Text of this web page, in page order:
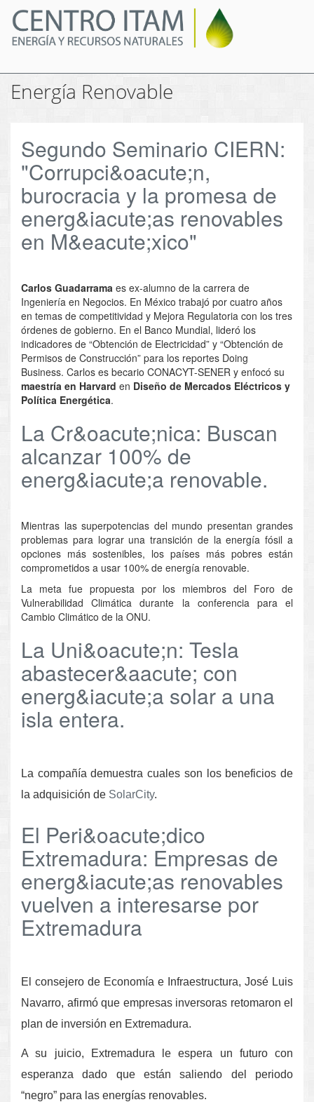
Pasar
contenido
principal
Energía Renovable
Segundo Seminario CIERN:
"Corrupci&oacute;n,
burocracia y la promesa de
energ&iacute;as renovables
en M&eacute;xico"
Carlos Guadarrama es ex-alumno de la carrera de
Ingeniería en Negocios. En México trabajó por cuatro años
en temas de competitividad y Mejora Regulatoria con los tres
órdenes de gobierno. En el Banco Mundial, lideró los
indicadores de “Obtención de Electricidad” y “Obtención de
Permisos de Construcción” para los reportes Doing
Business. Carlos es becario CONACYT-SENER y enfocó su
maestría en Harvard en Diseño de Mercados Eléctricos y
Política Energética.
La Cr&oacute;nica: Buscan
alcanzar 100% de
energ&iacute;a renovable.
Mientras las superpotencias del mundo presentan grandes
problemas para lograr una transición de la energía fósil a
opciones más sostenibles, los países más pobres están
comprometidos a usar 100% de energía renovable.
La meta fue propuesta por los miembros del Foro de
Vulnerabilidad Climática durante la conferencia para el
Cambio Climático de la ONU.
La Uni&oacute;n: Tesla
abastecer&aacute; con
energ&iacute;a solar a una
isla entera.
La compañía demuestra cuales son los beneficios de
la adquisición de SolarCity.
El Peri&oacute;dico
Extremadura: Empresas de
energ&iacute;as renovables
vuelven a interesarse por
Extremadura
El consejero de Economía e Infraestructura, José Luis
Navarro, afirmó que empresas inversoras retomaron el
plan de inversión en Extremadura.
A su juicio, Extremadura le espera un futuro con
esperanza dado que están saliendo del periodo
“negro” para las energías renovables.